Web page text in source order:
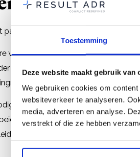
Toestemming
Deze website maakt gebruik van
We gebruiken cookies om
websiteverkeer te analyseren.
media, adverteren en analyse.
verstrekt of die ze hebben
serieus genomen als het
verloop: mensen praten over
beweging en het vertrouwen
veel energie, verzuim en mensen
een organisatie zo'n
productiviteitsverlies en